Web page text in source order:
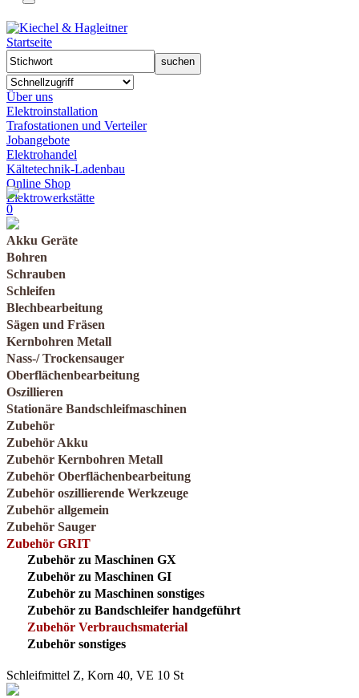
Startseite
Über uns
Elektroinstallation
Trafostationen und Verteiler
Jobangebote
Elektrohandel
Kältetechnik-Ladenbau
Online Shop
Elektrowerkstätte
0
Akku Geräte
Bohren
Schrauben
Schleifen
Blechbearbeitung
Sägen und Fräsen
Kernbohren Metall
Nass-/ Trockensauger
Oberflächenbearbeitung
Oszillieren
Stationäre Bandschleifmaschinen
Zubehör
Zubehör Akku
Zubehör Kernbohren Metall
Zubehör Oberflächenbearbeitung
Zubehör oszillierende Werkzeuge
Zubehör allgemein
Zubehör Sauger
Zubehör GRIT
Zubehör zu Maschinen GX
Zubehör zu Maschinen GI
Zubehör zu Maschinen sonstiges
Zubehör zu Bandschleifer handgeführt
Zubehör Verbrauchsmaterial
Zubehör sonstiges
Schleifmittel Z, Korn 40, VE 10 St